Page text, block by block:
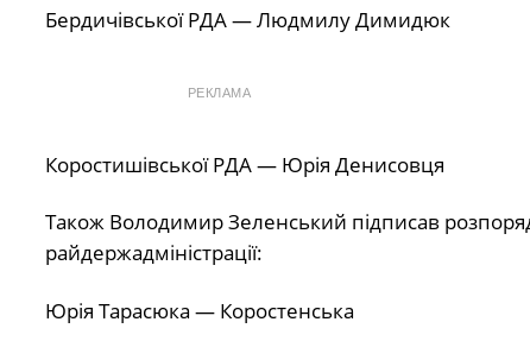
Бердичівської РДА — Людмилу Димидюк
РЕКЛАМА
Коростишівської РДА — Юрія Денисовця
Також Володимир Зеленський підписав
райдержадміністрації:
Юрія Тарасюка — Коростенська